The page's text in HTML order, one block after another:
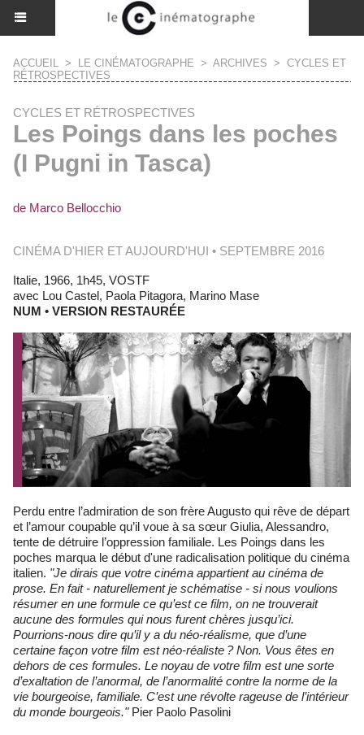
ACCUEIL > LE CINÉMATOGRAPHE > ARCHIVES > CYCLES ET
RÉTROSPECTIVES
CYCLES ET RÉTROSPECTIVES
Les Poings dans les poches
(I Pugni in Tasca)
de Marco Bellocchio
CINÉMA D'HIER ET AUJOURD'HUI • SEPTEMBRE 2016
Italie, 1966, 1h45, VOSTF
avec Lou Castel, Paola Pitagora, Marino Mase
NUM • VERSION RESTAURÉE
Perdu entre l’admiration de son frère Augusto qui rêve de départ
et l’amour coupable qu’il voue à sa sœur Giulia, Alessandro,
tente de détruire l’oppression familiale. Les Poings dans les
poches marqua le début d'une radicalisation politique du cinéma
italien. "Je dirais que votre cinéma appartient au cinéma de
prose. En fait - naturellement je schématise - si nous voulions
résumer en une formule ce qu’est ce film, on ne trouverait
aucune des formules qui nous furent chères jusqu’ici.
Pourrions-nous dire qu’il y a du néo-réalisme, que d’une
certaine façon votre film est néo-réaliste ? Non. Vous êtes en
dehors de ces formules. Le noyau de votre film est une sorte
d’exaltation de l’anormal, de l’anormalité contre la norme de la
vie bourgeoise, familiale. C’est une révolte rageuse de l’intérieur
du monde bourgeois."Pier Paolo Pasolini